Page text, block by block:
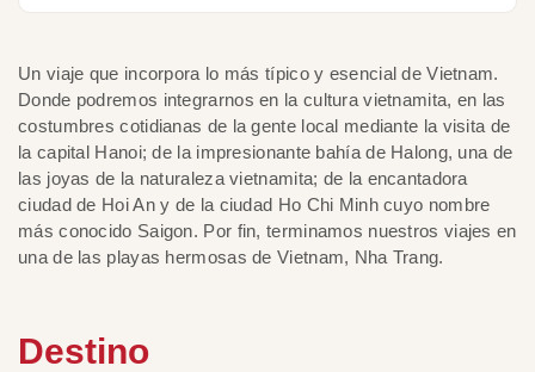
Un viaje que incorpora lo más típico y esencial de Vietnam.
Donde podremos integrarnos en la cultura vietnamita, en las
costumbres cotidianas de la gente local mediante la visita de
la capital Hanoi; de la impresionante bahía de Halong, una de
las joyas de la naturaleza vietnamita; de la encantadora
ciudad de Hoi An y de la ciudad Ho Chi Minh cuyo nombre
más conocido Saigon. Por fin, terminamos nuestros viajes en
una de las playas hermosas de Vietnam, Nha Trang.
Destino